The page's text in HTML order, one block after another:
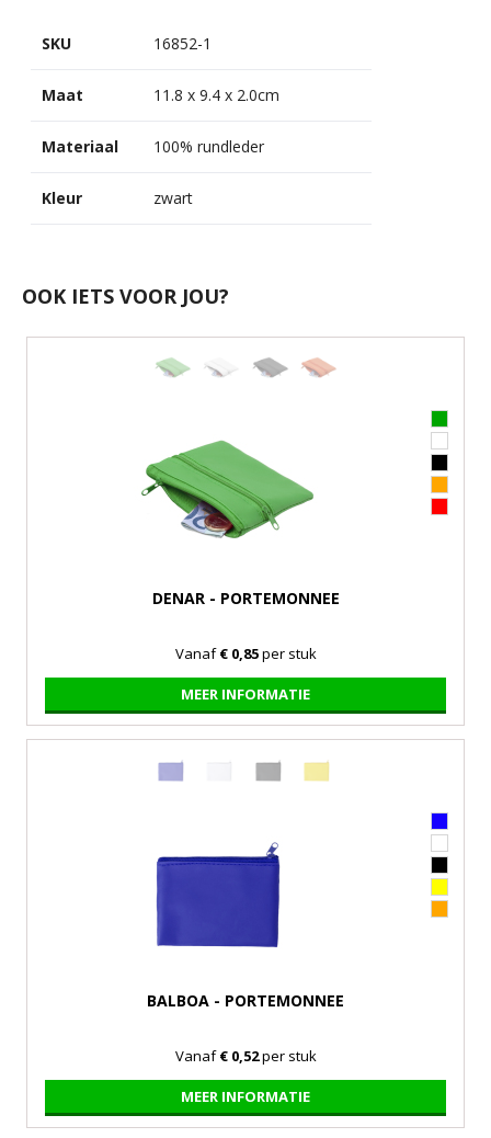
SKU 16852-1
Maat 11.8 x 9.4 x 2.0cm
Materiaal 100% rundleder
Kleur zwart
OOK IETS VOOR JOU?
DENAR - PORTEMONNEE
Vanaf€ 0,85per stuk
MEER INFORMATIE
BALBOA - PORTEMONNEE
Vanaf€ 0,52per stuk
MEER INFORMATIE